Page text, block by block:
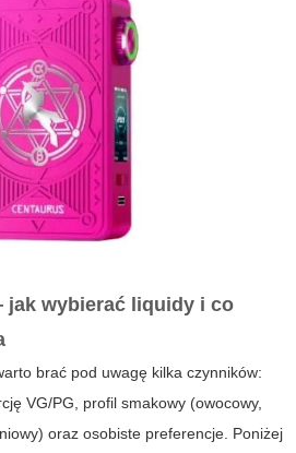
wybierać liquidy i co
brać pod uwagę kilka czynników:
VG/PG, profil smakowy (owocowy,
oraz osobiste preferencje. Poniżej